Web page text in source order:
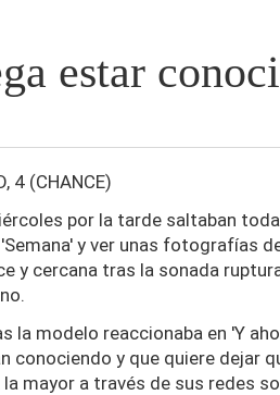
estar
4 (CHANCE)
por la tarde saltaban
y ver unas fotografías
y cercana tras la sonada
la modelo reaccionaba en 'Y
conociendo y que quiere dejar
la mayor a través de sus redes